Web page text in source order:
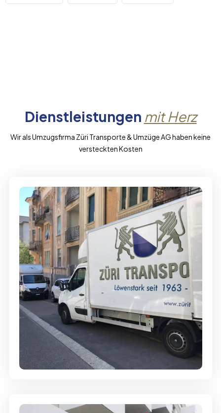
Dienstleistungen mit Herz
Wir als Umzugsfirma Züri Transporte & Umzüge AG haben keine
versteckten Kosten
Full-Service - Für Privatumzüge